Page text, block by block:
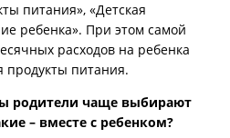
питания», «Детская
ребенка». При этом самой
расходов на ребенка
продукты питания.
родители чаще выбирают
– вместе с ребенком?